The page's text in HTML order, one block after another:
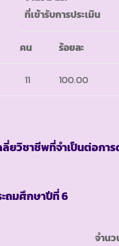
ที่เข้ารับการประเมิน
คน ร้อยละ
11 100.00
ชีพที่จำเป็นต่อการด
ถมศึกษาปีที่ 6
จำน